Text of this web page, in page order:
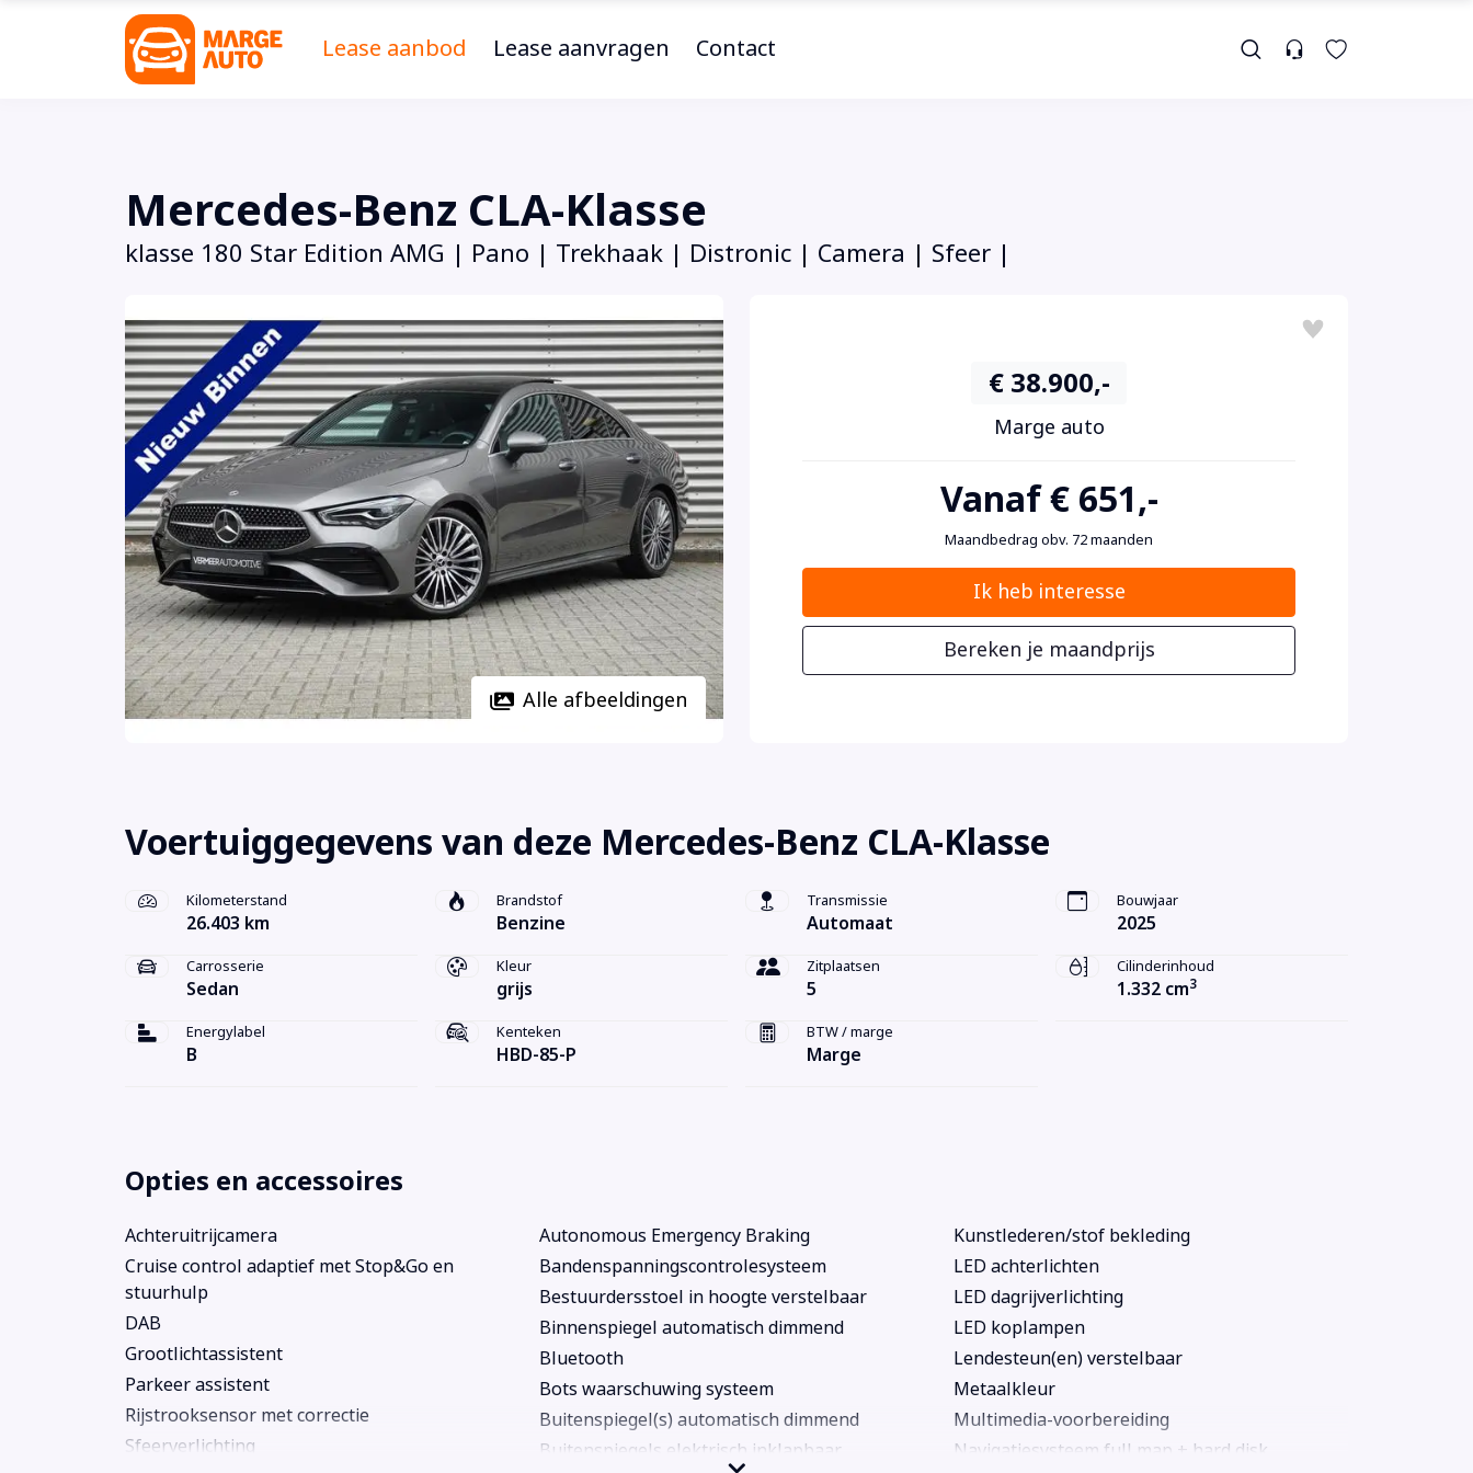
Lease aanbod Lease aanvragen Contact
Mercedes-Benz CLA-Klasse
klasse 180 Star Edition AMG | Pano | Trekhaak | Distronic | Camera | Sfeer |
Alle afbeeldingen
€ 38.900,-
Marge auto
Vanaf € 651,-
Maandbedrag obv. 72 maanden
Ik heb interesse
Bereken je maandprijs
Voertuiggegevens van deze Mercedes-Benz CLA-Klasse
Kilometerstand
26.403 km
Brandstof
Benzine
Transmissie
Automaat
Bouwjaar
2025
Carrosserie
Sedan
Kleur
grijs
Zitplaatsen
5
Cilinderinhoud
1.332 cm3
Energylabel
B
Kenteken
HBD-85-P
BTW / marge
Marge
Opties en accessoires
Achteruitrijcamera
Cruise control adaptief met Stop&Go en
stuurhulp
DAB
Grootlichtassistent
Parkeer assistent
Rijstrooksensor met correctie
Sfeerverlichting
Autonomous Emergency Braking
Bandenspanningscontrolesysteem
Bestuurdersstoel in hoogte verstelbaar
Binnenspiegel automatisch dimmend
Bluetooth
Bots waarschuwing systeem
Buitenspiegel(s) automatisch dimmend
Buitenspiegels elektrisch inklapbaar
Kunstlederen/stof bekleding
LED achterlichten
LED dagrijverlichting
LED koplampen
Lendesteun(en) verstelbaar
Metaalkleur
Multimedia-voorbereiding
Navigatiesysteem full map + hard disk